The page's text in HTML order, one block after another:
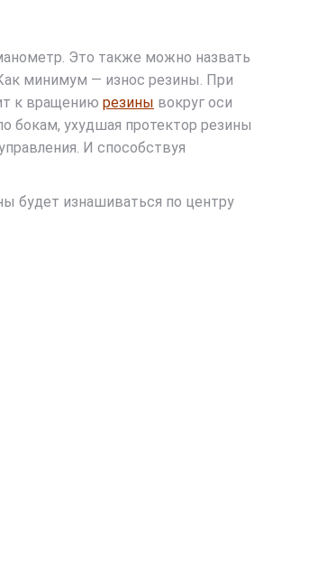
Это также можно назвать
минимум — износ резины. При
к вращению резины вокруг оси
бокам, ухудшая протектор резины
И способствуя
будет изнашиваться по центру